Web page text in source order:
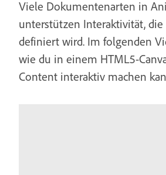
Viele Dokumentenarten in
unterstützen Interaktivität, die
definiert wird. Im folgenden
wie du in einem HTML5-
Content interaktiv machen